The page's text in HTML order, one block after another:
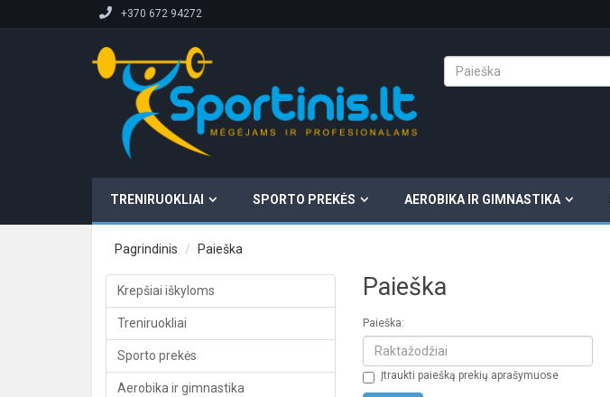
+370 672 94272
TRENIRUOKLIAI SPORTO PREKĖS AEROBIKA IR GIMNASTIKA
Pagrindinis Paieška
Krepšiai iškyloms
Treniruokliai
Sporto prekės
Aerobika ir gimnastika
Paieška
Paieška:
Įtraukti paiešką prekių aprašymuose